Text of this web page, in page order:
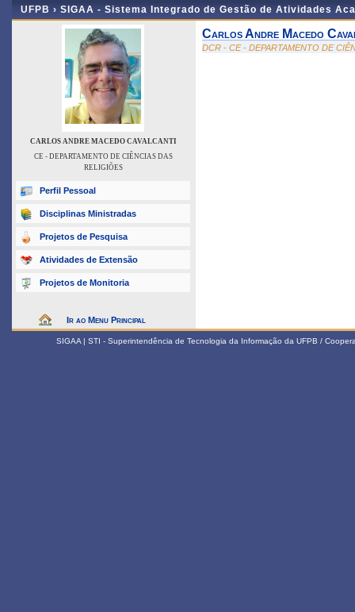
UFPB › SIGAA - Sistema Integrado de Gestão de Atividades
CARLOS ANDRE MACEDO CAVALCANTI
CE - DEPARTAMENTO DE CIÊNCIAS DAS
RELIGIÕES
Perfil Pessoal
Disciplinas Ministradas
Projetos de Pesquisa
Atividades de Extensão
Projetos de Monitoria
Ir ao Menu Principal
Carlos Andre Macedo
DCR - CE - DEPARTAMENTO DE
SIGAA | STI - Superintendência de Tecnologia da Informação da UFPB /